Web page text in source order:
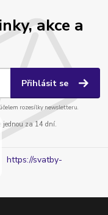
akce a
Přihlásit se
rozesílky newsletteru.
jednou za 14 dní.
https://svatby-